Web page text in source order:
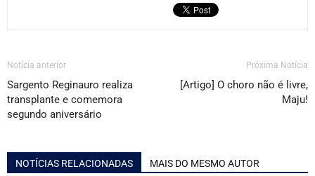
Notícia anterior
Sargento Reginauro realiza
transplante e comemora
segundo aniversário
Próxima Notícia
[Artigo] O choro não é livre,
Maju!
NOTÍCIAS RELACIONADAS MAIS DO MESMO AUTOR